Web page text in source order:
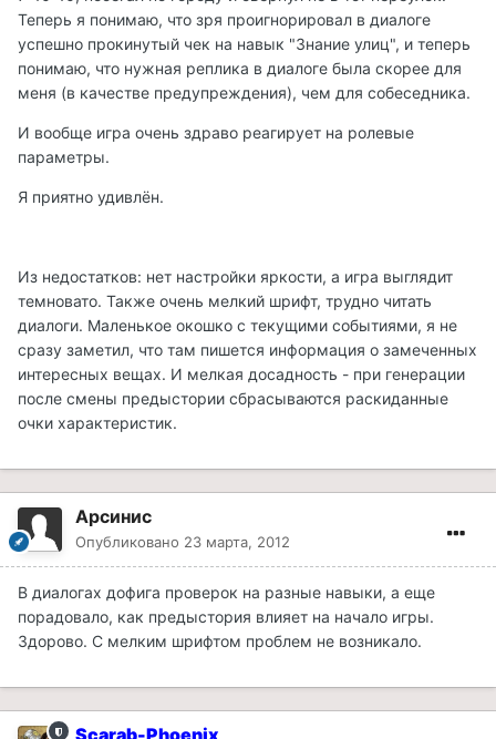
Теперь я понимаю, что зря проигнорировал в диалоге
успешно прокинутый чек на навык "Знание улиц", и теперь
понимаю, что нужная реплика в диалоге была скорее для
меня (в качестве предупреждения), чем для собеседника.
И вообще игра очень здраво реагирует на ролевые
параметры.
Я приятно удивлён.
Из недостатков: нет настройки яркости, а игра выглядит
темновато. Также очень мелкий шрифт, трудно читать
диалоги. Маленькое окошко с текущими событиями, я не
сразу заметил, что там пишется информация о замеченных
интересных вещах. И мелкая досадность - при генерации
после смены предыстории сбрасываются раскиданные
очки характеристик.
Арсинис
Опубликовано 23 марта, 2012
В диалогах дофига проверок на разные навыки, а еще
порадовало, как предыстория влияет на начало игры.
Здорово. С мелким шрифтом проблем не возникало.